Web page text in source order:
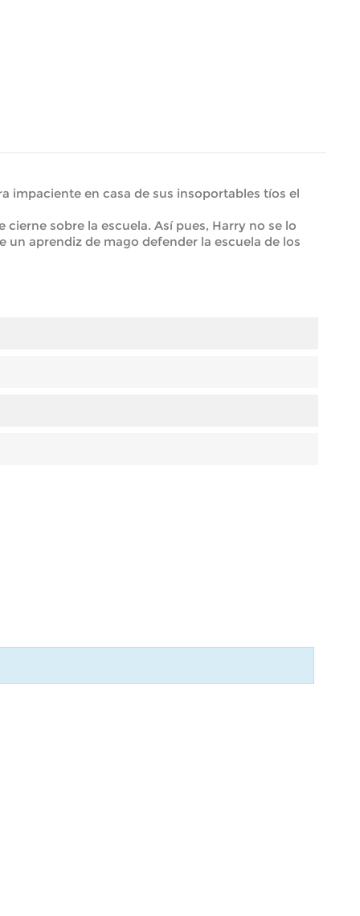
impaciente en casa de sus insoportables tíos el
sobre la escuela. Así pues, Harry no se lo
un aprendiz de mago defender la escuela de los